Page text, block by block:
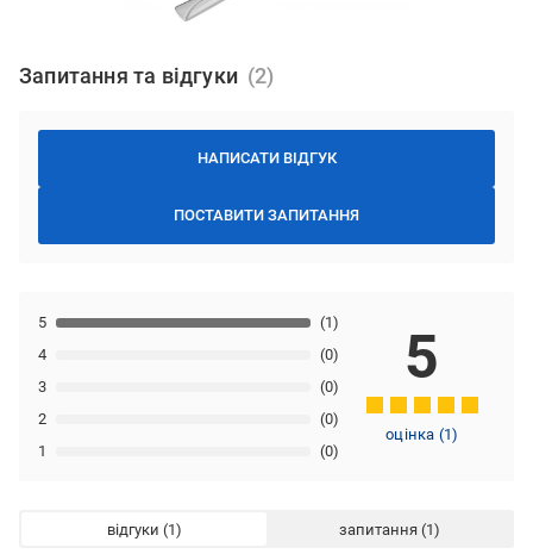
Запитання та відгуки
НАПИСАТИ ВІДГУК
ПОСТАВИТИ ЗАПИТАННЯ
1 (0)
2 (0)
3 (0)
4 (0)
5 (1)
5
оцінка (1)
відгуки запитання